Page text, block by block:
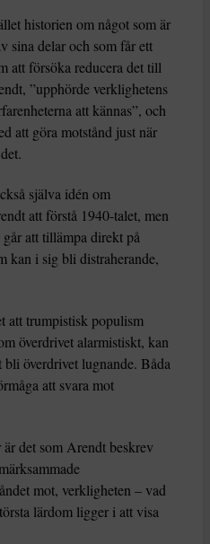
historien om något som är
sina delar och som får ett
att försöka reducera det till
”upphörde verklighetens
att kännas”, och
att göra motstånd just när
själva idén om
att förstå 1940-talet, men
att tillämpa direkt på
kan i sig bli distraherande,
att trumpistisk populism
överdrivet alarmistiskt, kan
bli överdrivet lugnande. Båda
att svara mot
det som Arendt beskrev
mot, verkligheten – vad
lärdom ligger i att visa